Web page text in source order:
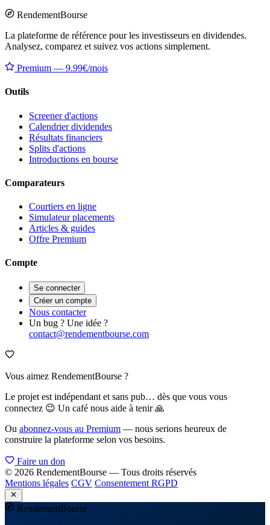
RendementBourse
La plateforme de référence pour les investisseurs en dividendes.
Analysez, comparez et suivez vos actions simplement.
Premium — 9.99€/mois
Outils
Screener d'actions
Calendrier dividendes
Résultats financiers
Splits d'actions
Introductions en bourse
Comparateurs
Courtiers en ligne
Simulateur placements
Articles & guides
Offre Premium
Compte
Se connecter
Créer un compte
Nous contacter
Un bug ? Une idée ?
contact@rendementbourse.com
Vous aimez RendementBourse ?
Le projet est indépendant et sans pub… dès que vous vous
connectez 😉 Un café nous aide à tenir 🙏
Ou abonnez-vous au Premium — nous serions heureux de
construire la plateforme selon vos besoins.
Faire un don
© 2026 RendementBourse — Tous droits réservés
Mentions légales CGV Consentement RGPD
RendementBourse